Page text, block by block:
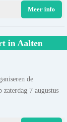
Meer info
in Aalten
de
zaterdag 7 augustus